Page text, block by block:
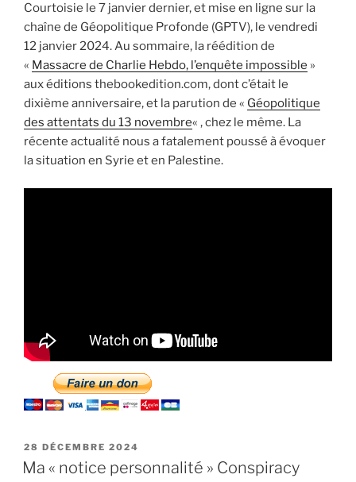
livre
le
Fonds
Marianne »
Courtoisie le 7 janvier dernier, et mise en ligne sur la
chaîne de Géopolitique Profonde (GPTV), le vendredi
12 janvier 2024. Au sommaire, la réédition de
« Massacre de Charlie Hebdo, l’enquête impossible »
aux éditions thebookedition.com, dont c’était le
dixième anniversaire, et la parution de « Géopolitique
des attentats du 13 novembre« , chez le même. La
récente actualité nous a fatalement poussé à évoquer
la situation en Syrie et en Palestine.
PUBLIÉ
LE
28 DÉCEMBRE 2024
Ma « notice personnalité » Conspiracy